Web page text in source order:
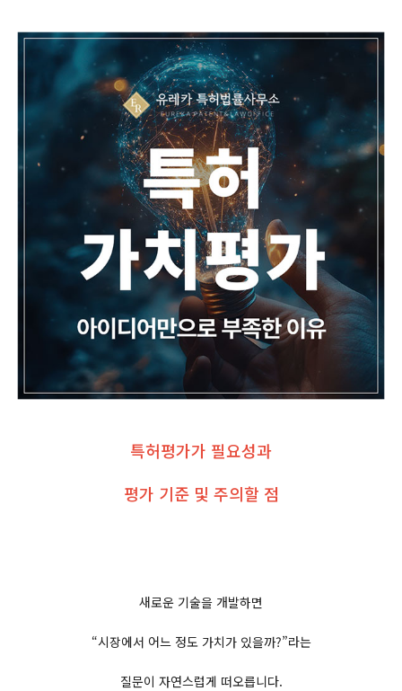
특허평가가 필요성과
평가 기준 및 주의할 점
새로운 기술을 개발하면
“시장에서 어느 정도 가치가 있을까?”라는
질문이 자연스럽게 떠오릅니다.